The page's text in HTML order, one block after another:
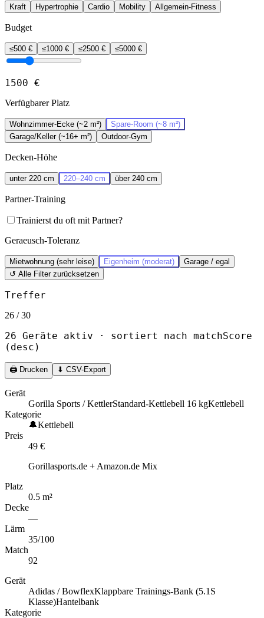
Kraft Hypertrophie Cardio Mobility Allgemein-Fitness
Budget
≤500 € ≤1000 € ≤2500 € ≤5000 €
1500 €
Verfügbarer Platz
Wohnzimmer-Ecke (~2 m²)
Spare-Room (~8 m²)
Garage/Keller (~16+ m²)
Outdoor-Gym
Decken-Höhe
unter 220 cm 220–240 cm über 240 cm
Partner-Training
Trainierst du oft mit Partner?
Geraeusch-Toleranz
Mietwohnung (sehr leise) Eigenheim (moderat)
Garage / egal
↺ Alle Filter zurücksetzen
Treffer
26 /30
26 Geräte aktiv · sortiert nach matchScore
( desc )
🖨 Drucken ⬇ CSV-Export
Gerät
Gorilla Sports / KettlerStandard-Kettlebell 16 kgKettlebell
Kategorie
🔔Kettlebell
Preis
49 €
Gorillasports.de + Amazon.de Mix
Platz
0.5 m²
Decke
—
Lärm
35/100
Match
92
Gerät
Adidas / BowflexKlappbare Trainings-Bank (5.1S
Klasse)Hantelbank
Kategorie